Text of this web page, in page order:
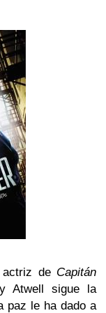
actriz de Capitán
Atwell sigue la
paz le ha dado a